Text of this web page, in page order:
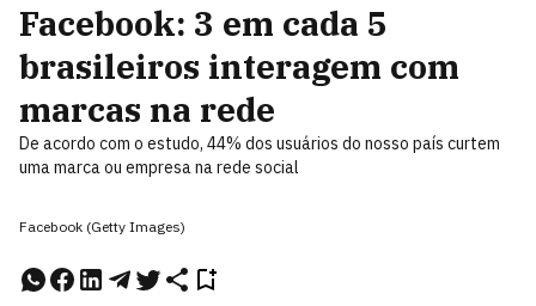
Facebook: 3 em cada 5
brasileiros interagem com
marcas na rede
De acordo com o estudo, 44% dos usuários do nosso país curtem
uma marca ou empresa na rede social
Facebook (Getty Images)